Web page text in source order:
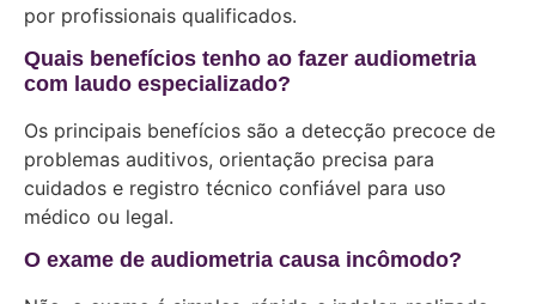
por profissionais qualificados.
Quais benefícios tenho ao fazer audiometria
com laudo especializado?
Os principais benefícios são a detecção precoce de
problemas auditivos, orientação precisa para
cuidados e registro técnico confiável para uso
médico ou legal.
O exame de audiometria causa incômodo?